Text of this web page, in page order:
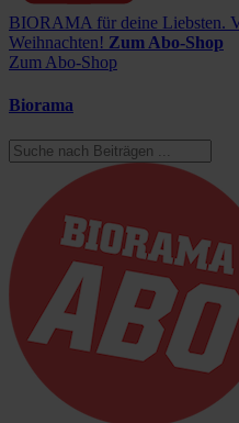
BIORAMA für deine Liebsten.
Weihnachten! Zum Abo-Shop
Zum Abo-Shop
Biorama